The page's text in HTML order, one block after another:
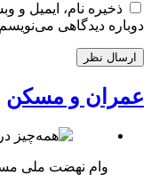
ذخیره نام، ایمیل و
دوباره دیدگاهی
عمران و مسکن
وام نهضت ملی مسکن